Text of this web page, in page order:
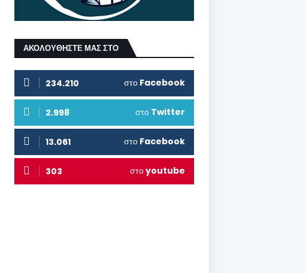
ΑΚΟΛΟΥΘΗΣΤΕ ΜΑΣ ΣΤΟ
234.210 στο Facebook
2.998 στο Twitter
13.061 στο Facebook
303 στοyoutube